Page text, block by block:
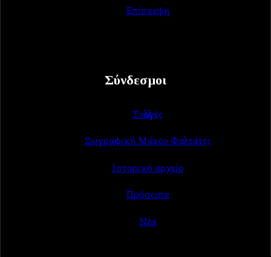
Επίσκεψη
Σύνδεσμοι
Συλλογές
Ζωγραφική Μάνου Φαλτάϊτς
Ιστορικό αρχείο
Πρόσωπα
Νέα